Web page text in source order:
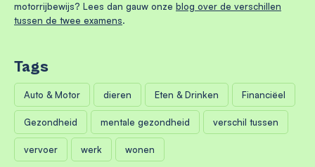
motorrijbewijs? Lees dan gauw onze blog over de verschillen
tussen de twee examens.
Tags
Auto & Motor dieren Eten & Drinken Financiëel
Gezondheid mentale gezondheid verschil tussen
vervoer werk wonen